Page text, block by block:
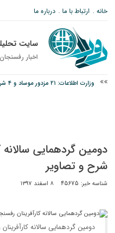
خانه ارتباط با ما درباره ما
سایت
اخبار
وزارت اطلاعات: ۲۱ مزدور موساد و ۴ شرور مسلح در کرمان بازداشت شدند
دومین گردهمایی سالانه
شرح و تصاویر
شناسه خبر: 45675 ۸ اسفند ۱۳۹۷
دومین گردهمایی سالانه